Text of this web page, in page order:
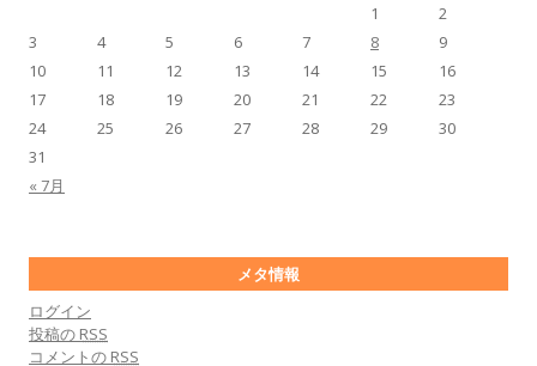
« 7月
1
2
3
4 5 6 7 8
9
10
11 12 13 14 15
16
17
18 19 20 21 22
23
24
25 26 27 28 29
30
31
メタ情報
ログイン
投稿の RSS
コメントの RSS